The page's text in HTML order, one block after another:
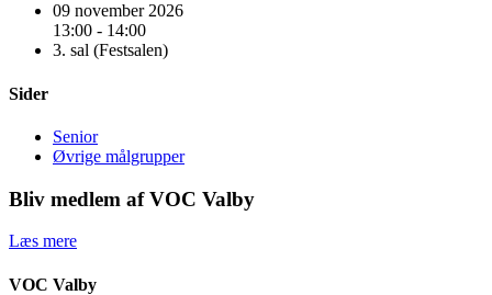
09 november 2026
13:00 - 14:00
3. sal (Festsalen)
Sider
Senior
Øvrige målgrupper
Bliv medlem af VOC Valby
Læs mere
VOC Valby